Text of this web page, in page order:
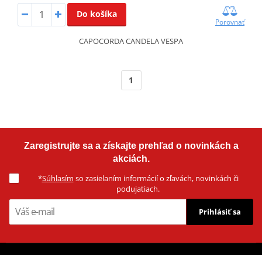
Do košíka
Porovnať
CAPOCORDA CANDELA VESPA
1
Zaregistrujte sa a získajte prehľad o novinkách a
akciách.
*Súhlasím so zasielaním informácií o zľavách, novinkách či
podujatiach.
Prihlásiť sa